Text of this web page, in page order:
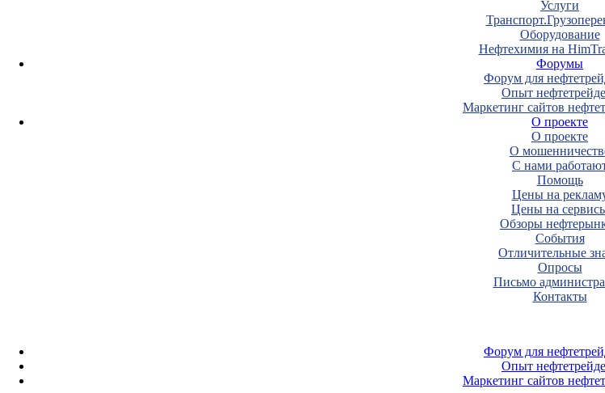
Услуги
Оборудование
Нефтехимия на
Форумы
Форум для
Опыт
Маркетинг сайтов
О проекте
О проекте
О
С нами
Помощь
Цены на
Цены на
Обзоры
События
Отличительные
Опросы
Письмо
Контакты
Форум для
Опыт
Маркетинг сайтов